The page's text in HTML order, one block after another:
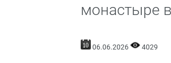
монастыре
06.06.2026 4029